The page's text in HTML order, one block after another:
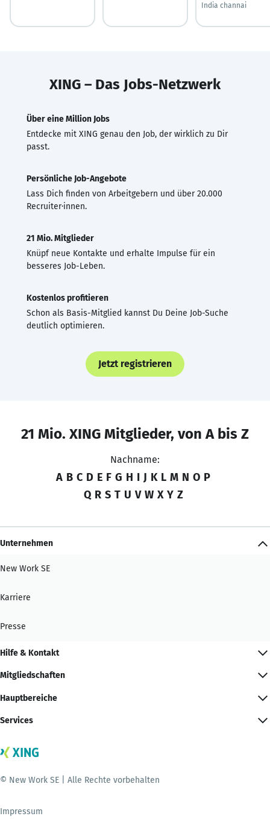
India channai
XING – Das Jobs-Netzwerk
Über eine Million Jobs
Entdecke mit XING genau den Job, der wirklich zu Dir
passt.
Persönliche Job-Angebote
Lass Dich finden von Arbeitgebern und über 20.000
Recruiter·innen.
21 Mio. Mitglieder
Knüpf neue Kontakte und erhalte Impulse für ein
besseres Job-Leben.
Kostenlos profitieren
Schon als Basis-Mitglied kannst Du Deine Job-Suche
deutlich optimieren.
Jetzt registrieren
21 Mio. XING Mitglieder, von A bis Z
Nachname:
A B C D E F G H I J K L M N O P
Q R S T U V W X Y Z
Unternehmen
New Work SE
Karriere
Presse
Hilfe & Kontakt
Mitgliedschaften
Hauptbereiche
Services
© New Work SE | Alle Rechte vorbehalten
Impressum